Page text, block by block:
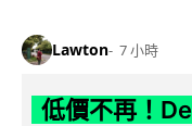
Lawton 7 小時
低價不再！